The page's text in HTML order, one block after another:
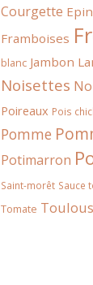
Courgette
Framboises
blanc Jambon
Noisettes
Poireaux Pois
Pomme
Potimarron
Saint-morêt Sauce
Tomate